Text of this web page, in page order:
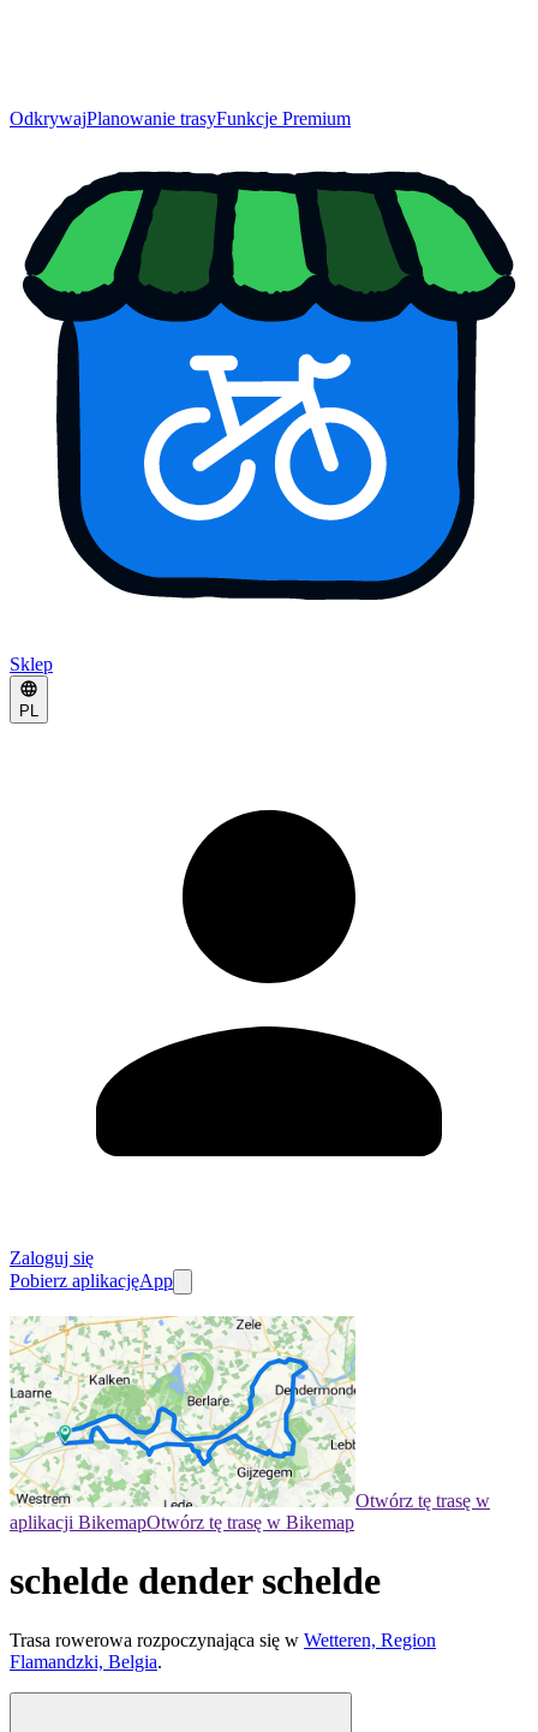
OdkrywajPlanowanie trasyFunkcje Premium
Sklep
PL
Zaloguj się
Pobierz aplikacjęApp
Otwórz tę trasę w
aplikacji BikemapOtwórz tę trasę w Bikemap
schelde dender schelde
Trasa rowerowa rozpoczynająca się w Wetteren, Region
Flamandzki, Belgia.